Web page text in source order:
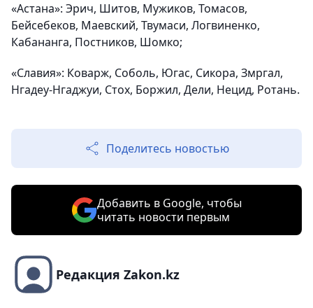
«Астана»: Эрич, Шитов, Мужиков, Томасов,
Бейсебеков, Маевский, Твумаси, Логвиненко,
Кабананга, Постников, Шомко;
«Славия»: Коварж, Соболь, Югас, Сикора, Змргал,
Нгадеу-Нгаджуи, Стох, Боржил, Дели, Нецид, Ротань.
Поделитесь новостью
Добавить в Google, чтобы
читать новости первым
Редакция Zakon.kz